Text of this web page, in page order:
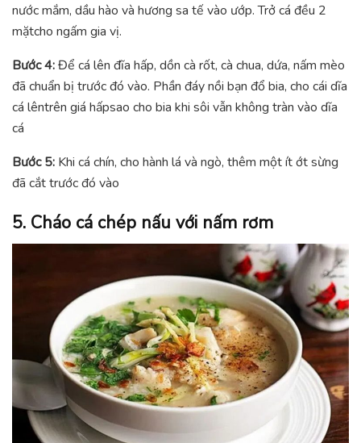
nước mắm, dầu hào và hương sa tế vào ướp. Trở cá đều 2
mặtcho ngấm gia vị.
Bước 4:Để cá lên đĩa hấp, dồn cà rốt, cà chua, dứa, nấm mèo
đã chuẩn bị trước đó vào. Phần đáy nồi bạn đổ bia, cho cái dĩa
cá lêntrên giá hấpsao cho bia khi sôi vẫn không tràn vào dĩa
cá
Bước 5: Khi cá chín, cho hành lá và ngò, thêm một ít ớt sừng
đã cắt trước đó vào
5. Cháo cá chép nấu với nấm rơm